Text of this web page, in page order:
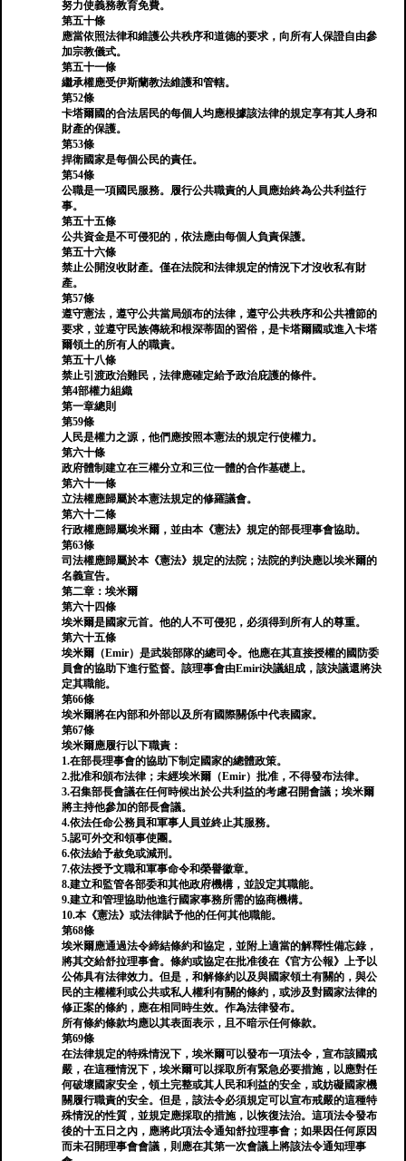
努力使義務教育免費。
第五十條
應當依照法律和維護公共秩序和道德的要求，向所有人保證自由參
加宗教儀式。
第五十一條
繼承權應受伊斯蘭教法維護和管轄。
第52條
卡塔爾國的合法居民的每個人均應根據該法律的規定享有其人身和
財產的保護。
第53條
捍衛國家是每個公民的責任。
第54條
公職是一項國民服務。履行公共職責的人員應始終為公共利益行
事。
第五十五條
公共資金是不可侵犯的，依法應由每個人負責保護。
第五十六條
禁止公開沒收財產。僅在法院和法律規定的情況下才沒收私有財
產。
第57條
遵守憲法，遵守公共當局頒布的法律，遵守公共秩序和公共禮節的
要求，並遵守民族傳統和根深蒂固的習俗，是卡塔爾國或進入卡塔
爾領土的所有人的職責。
第五十八條
禁止引渡政治難民，法律應確定給予政治庇護的條件。
第4部權力組織
第一章總則
第59條
人民是權力之源，他們應按照本憲法的規定行使權力。
第六十條
政府體制建立在三權分立和三位一體的合作基礎上。
第六十一條
立法權應歸屬於本憲法規定的修羅議會。
第六十二條
行政權應歸屬埃米爾，並由本《憲法》規定的部長理事會協助。
第63條
司法權應歸屬於本《憲法》規定的法院；法院的判決應以埃米爾的
名義宣告。
第二章：埃米爾
第六十四條
埃米爾是國家元首。他的人不可侵犯，必須得到所有人的尊重。
第六十五條
埃米爾（Emir）是武裝部隊的總司令。他應在其直接授權的國防委
員會的協助下進行監督。該理事會由Emiri決議組成，該決議還將決
定其職能。
第66條
埃米爾將在內部和外部以及所有國際關係中代表國家。
第67條
埃米爾應履行以下職責：
1.在部長理事會的協助下制定國家的總體政策。
2.批准和頒布法律；未經埃米爾（Emir）批准，不得發布法律。
3.召集部長會議在任何時候出於公共利益的考慮召開會議；埃米爾
將主持他參加的部長會議。
4.依法任命公務員和軍事人員並終止其服務。
5.認可外交和領事使團。
6.依法給予赦免或減刑。
7.依法授予文職和軍事命令和榮譽徽章。
8.建立和監管各部委和其他政府機構，並設定其職能。
9.建立和管理協助他進行國家事務所需的協商機構。
10.本《憲法》或法律賦予他的任何其他職能。
第68條
埃米爾應通過法令締結條約和協定，並附上適當的解釋性備忘錄，
將其交給舒拉理事會。條約或協定在批准後在《官方公報》上予以
公佈具有法律效力。但是，和解條約以及與國家領土有關的，與公
民的主權權利或公共或私人權利有關的條約，或涉及對國家法律的
修正案的條約，應在相同時生效。作為法律發布。
所有條約條款均應以其表面表示，且不暗示任何條款。
第69條
在法律規定的特殊情況下，埃米爾可以發布一項法令，宣布該國戒
嚴，在這種情況下，埃米爾可以採取所有緊急必要措施，以應對任
何破壞國家安全，領土完整或其人民和利益的安全，或妨礙國家機
關履行職責的安全。但是，該法令必須規定可以宣布戒嚴的這種特
殊情況的性質，並規定應採取的措施，以恢復法治。這項法令發布
後的十五日之內，應將此項法令通知舒拉理事會；如果因任何原因
而未召開理事會會議，則應在其第一次會議上將該法令通知理事